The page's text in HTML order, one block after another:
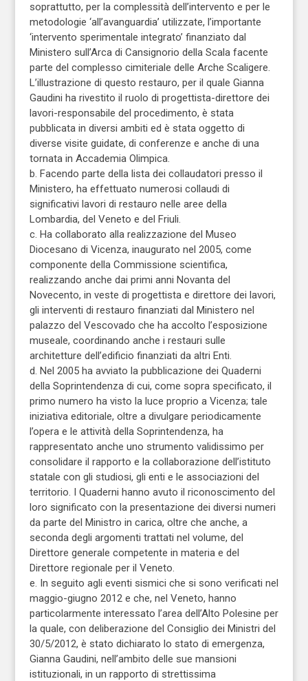
soprattutto, per la complessità dell’intervento e per le
metodologie ‘all’avanguardia’ utilizzate, l’importante
‘intervento sperimentale integrato’ finanziato dal
Ministero sull’Arca di Cansignorio della Scala facente
parte del complesso cimiteriale delle Arche Scaligere.
L’illustrazione di questo restauro, per il quale Gianna
Gaudini ha rivestito il ruolo di progettista-direttore dei
lavori-responsabile del procedimento, è stata
pubblicata in diversi ambiti ed è stata oggetto di
diverse visite guidate, di conferenze e anche di una
tornata in Accademia Olimpica.
b. Facendo parte della lista dei collaudatori presso il
Ministero, ha effettuato numerosi collaudi di
significativi lavori di restauro nelle aree della
Lombardia, del Veneto e del Friuli.
c. Ha collaborato alla realizzazione del Museo
Diocesano di Vicenza, inaugurato nel 2005, come
componente della Commissione scientifica,
realizzando anche dai primi anni Novanta del
Novecento, in veste di progettista e direttore dei lavori,
gli interventi di restauro finanziati dal Ministero nel
palazzo del Vescovado che ha accolto l’esposizione
museale, coordinando anche i restauri sulle
architetture dell’edificio finanziati da altri Enti.
d. Nel 2005 ha avviato la pubblicazione dei Quaderni
della Soprintendenza di cui, come sopra specificato, il
primo numero ha visto la luce proprio a Vicenza; tale
iniziativa editoriale, oltre a divulgare periodicamente
l’opera e le attività della Soprintendenza, ha
rappresentato anche uno strumento validissimo per
consolidare il rapporto e la collaborazione dell’istituto
statale con gli studiosi, gli enti e le associazioni del
territorio. I Quaderni hanno avuto il riconoscimento del
loro significato con la presentazione dei diversi numeri
da parte del Ministro in carica, oltre che anche, a
seconda degli argomenti trattati nel volume, del
Direttore generale competente in materia e del
Direttore regionale per il Veneto.
e. In seguito agli eventi sismici che si sono verificati nel
maggio-giugno 2012 e che, nel Veneto, hanno
particolarmente interessato l’area dell’Alto Polesine per
la quale, con deliberazione del Consiglio dei Ministri del
30/5/2012, è stato dichiarato lo stato di emergenza,
Gianna Gaudini, nell’ambito delle sue mansioni
istituzionali, in un rapporto di strettissima